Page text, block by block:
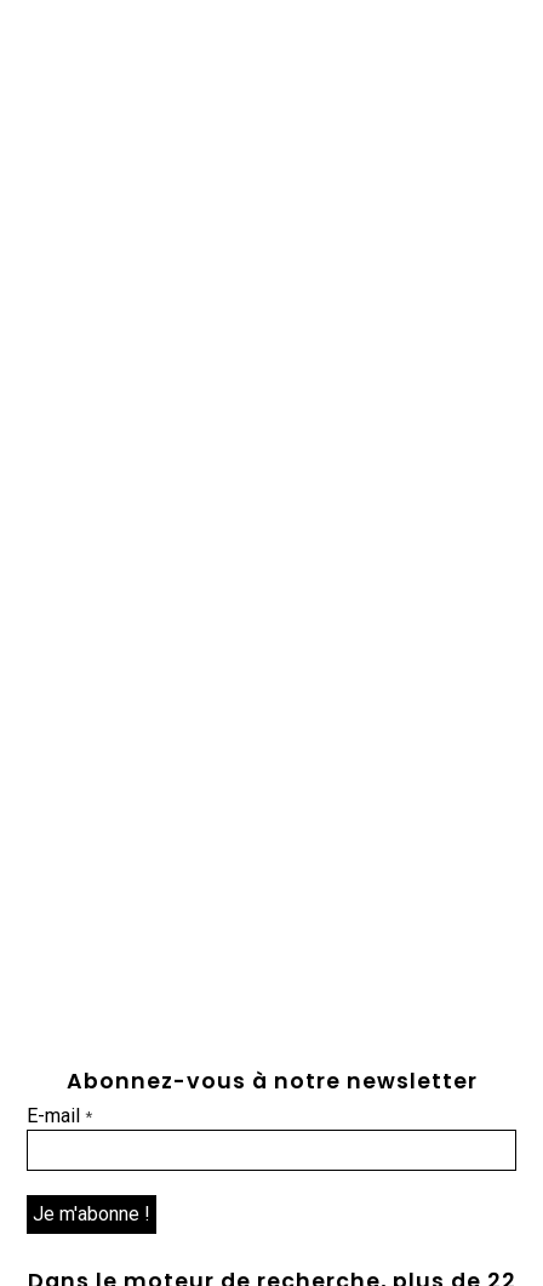
Abonnez-vous à notre newsletter
E-mail*